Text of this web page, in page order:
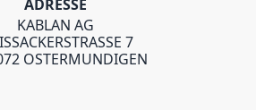
ADRESSE
KABLAN AG
7
OSTERMUNDIGEN